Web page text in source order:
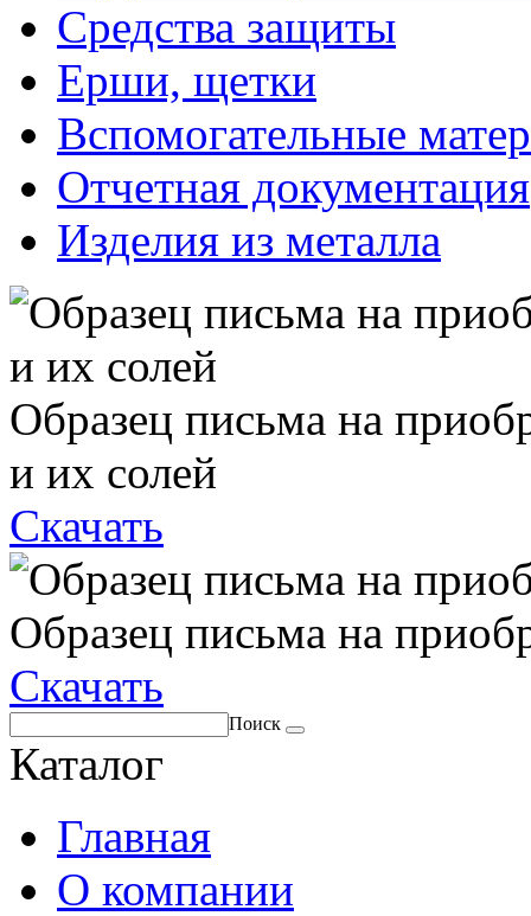
Средства защиты
Ерши, щетки
Вспомогательные
Отчетная документация
Изделия из металла
Образец письма на
и их солей
Скачать
Образец письма на
Скачать
Поиск
Каталог
Главная
О компании